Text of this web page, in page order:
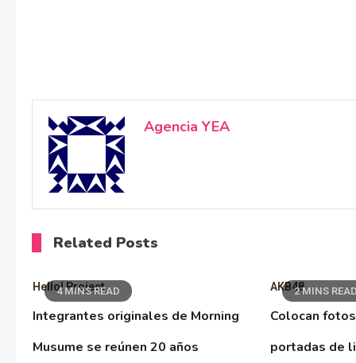
Agencia YEA
Related Posts
4 MINS READ
Hello! Project
Integrantes originales de Morning
Musume se reúnen 20 años
2 MINS READ
AKB48
Colocan
portadas de